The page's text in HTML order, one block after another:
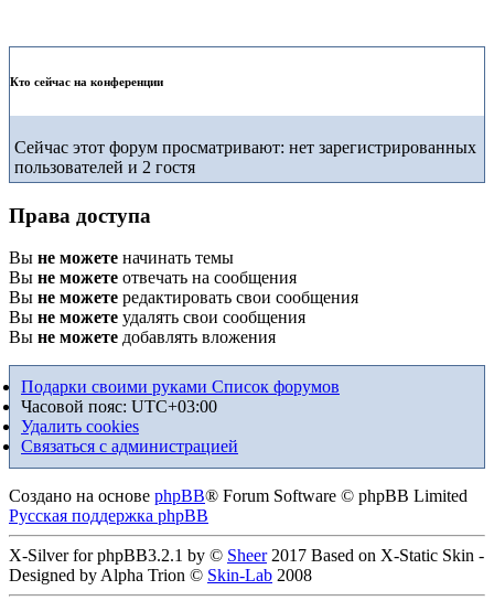
Кто сейчас на конференции
Сейчас этот форум просматривают: нет зарегистрированных
пользователей и 2 гостя
Права доступа
Вы не можете начинать темы
Вы не можете отвечать на сообщения
Вы не можете редактировать свои сообщения
Вы не можете удалять свои сообщения
Вы не можете добавлять вложения
Подарки своими руками Список форумов
Часовой пояс: UTC+03:00
Удалить cookies
Связаться с администрацией
Создано на основе phpBB® Forum Software © phpBB Limited
Русская поддержка phpBB
X-Silver for phpBB3.2.1 by © Sheer2017 Based on X-Static Skin -
Designed by Alpha Trion © Skin-Lab 2008